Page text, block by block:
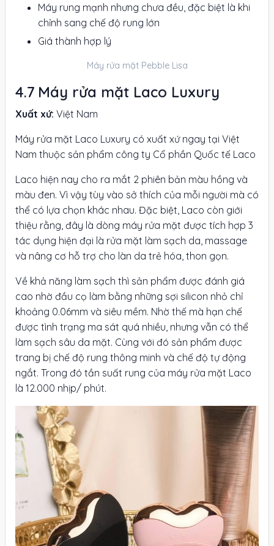
Máy rung mạnh nhưng chưa đều, đặc biệt là khi
chỉnh sang chế độ rung lớn
Giá thành hợp lý
Máy rửa mặt Pebble Lisa
Máy rửa mặt Laco Luxury
Xuất xứ: Việt Nam
Máy rửa mặt Laco Luxury có xuất xứ ngay tại Việt
Nam thuộc sản phẩm công ty Cổ phần Quốc tế Laco
Laco hiện nay cho ra mắt 2 phiên bản màu hồng và
màu đen. Vì vậy tùy vào sở thích của mỗi người mà có
thể có lựa chọn khác nhau. Đặc biệt, Laco còn giới
thiệu rằng, đây là dòng máy rửa mặt được tích hợp 3
tác dụng hiện đại là rửa mặt làm sạch da, massage
và nâng cơ hỗ trợ cho làn da trẻ hóa, thon gọn.
Về khả năng làm sạch thì sản phẩm được đánh giá
cao nhờ đầu cọ làm bằng những sợi silicon nhỏ chỉ
khoảng 0.06mm và siêu mềm. Nhờ thế mà hạn chế
được tình trạng ma sát quá nhiều, nhưng vẫn có thể
làm sạch sâu da mặt. Cùng với đó sản phẩm được
trang bị chế độ rung thông minh và chế độ tự động
ngắt. Trong đó tần suất rung của máy rửa mặt Laco
là 12.000 nhịp/ phút.